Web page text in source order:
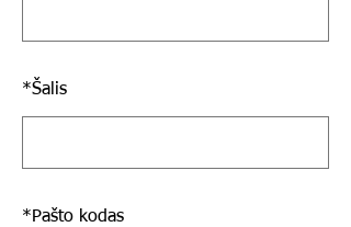
*Šalis
*Pašto kodas